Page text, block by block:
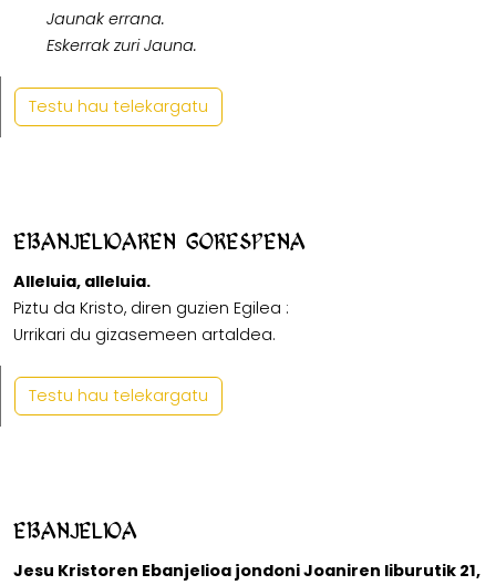
Jaunak errana.
Eskerrak zuri Jauna.
Testu hau telekargatu
Ebanjelioaren gorespena
Alleluia, alleluia.
Piztu da Kristo, diren guzien Egilea :
Urrikari du gizasemeen artaldea.
Testu hau telekargatu
Ebanjelioa
Jesu Kristoren Ebanjelioa jondoni Joaniren liburutik 21,